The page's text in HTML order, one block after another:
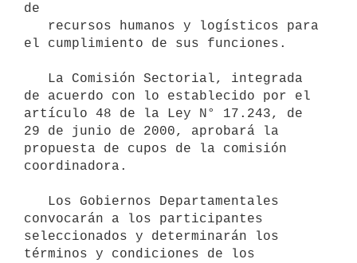
de
el cumplimiento de sus funciones.
de acuerdo con lo establecido por el
artículo 48 de la Ley N° 17.243, de
29 de junio de 2000, aprobará la
propuesta de cupos de la comisión
coordinadora.
convocarán a los participantes
seleccionados y determinarán los
términos y condiciones de los